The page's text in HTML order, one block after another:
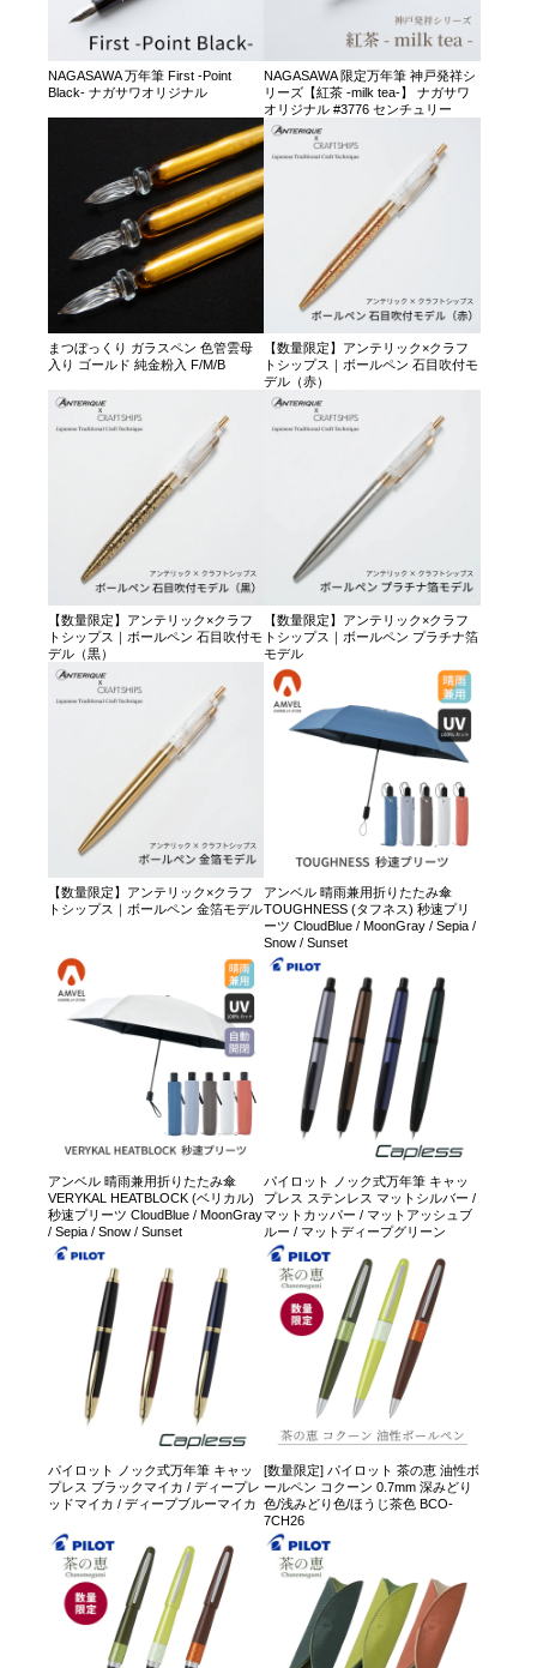
NAGASAWA 万年筆 First -Point
Black- ナガサワオリジナル
NAGASAWA 限定万年筆 神戸発祥シ
リーズ【紅茶 -milk tea-】 ナガサワ
オリジナル #3776 センチュリー
まつぼっくり ガラスペン 色管雲母
入り ゴールド 純金粉入 F/M/B
【数量限定】アンテリック×クラフ
トシップス｜ボールペン 石目吹付モ
デル（赤）
【数量限定】アンテリック×クラフ
トシップス｜ボールペン 石目吹付モ
デル（黒）
【数量限定】アンテリック×クラフ
トシップス｜ボールペン プラチナ箔
モデル
【数量限定】アンテリック×クラフ
トシップス｜ボールペン 金箔モデル
アンベル 晴雨兼用折りたたみ傘
TOUGHNESS (タフネス) 秒速プリ
ーツ CloudBlue / MoonGray / Sepia /
Snow / Sunset
アンベル 晴雨兼用折りたたみ傘
VERYKAL HEATBLOCK (ベリカル)
秒速プリーツ CloudBlue / MoonGray
/ Sepia / Snow / Sunset
パイロット ノック式万年筆 キャッ
プレス ステンレス マットシルバー /
マットカッパー / マットアッシュブ
ルー / マットディープグリーン
パイロット ノック式万年筆 キャッ
プレス ブラックマイカ / ディープレ
ッドマイカ / ディープブルーマイカ
[数量限定] パイロット 茶の恵 油性ボ
ールペン コクーン 0.7mm 深みどり
色/浅みどり色/ほうじ茶色 BCO-
7CH26